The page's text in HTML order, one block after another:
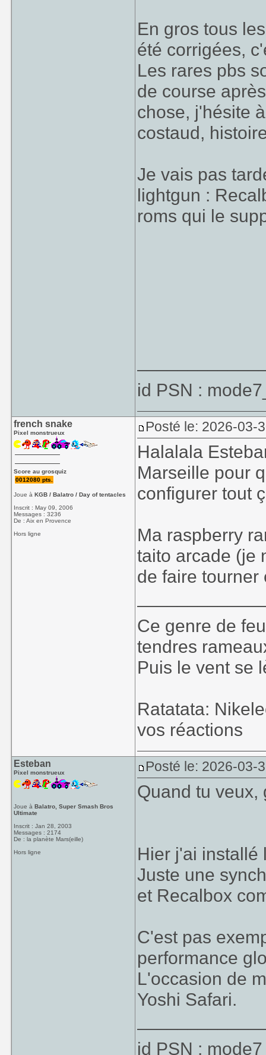
En gros tous
été corrigées,
Les rares pbs
de course
chose, j'hésite
costaud,
Je vais pas
lightgun :
roms qui le
id PSN :
french snake
Pixel monstrueux
Score au grosquiz
0012080 pts.
Joue àKGB / Balatro / Day of tentacles
Inscrit : May 09, 2006
Messages : 3236
De : Aix en Provence
Hors ligne
Posté le: 2026-03-
Halalala
Marseille pour
configurer tout
Ma raspberry
taito arcade (je
de faire tourner
Ce genre de
tendres
Puis le vent se
Ratatata:
vos réactions
Esteban
Pixel monstrueux
Joue àBalatro, Super Smash Bros
Ultimate
Inscrit : Jan 28, 2003
Messages : 2174
De : la planète Mars(eille)
Hors ligne
Posté le: 2026-03-
Quand tu veux,
Hier j'ai installé
Juste une
et Recalbox
C'est pas
performance
L'occasion de
Yoshi Safari.
id PSN :